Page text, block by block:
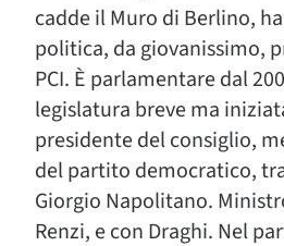
cadde il Muro di Berlino,
politica, da giovanissimo,
PCI. È parlamentare dal
legislatura breve ma
presidente del consiglio,
del partito democratico,
Giorgio Napolitano.
Renzi, e con Draghi. Nel